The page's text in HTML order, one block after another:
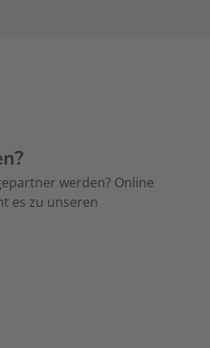
werden? Online
es zu unseren